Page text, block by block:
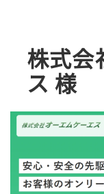
株式会
ス 様